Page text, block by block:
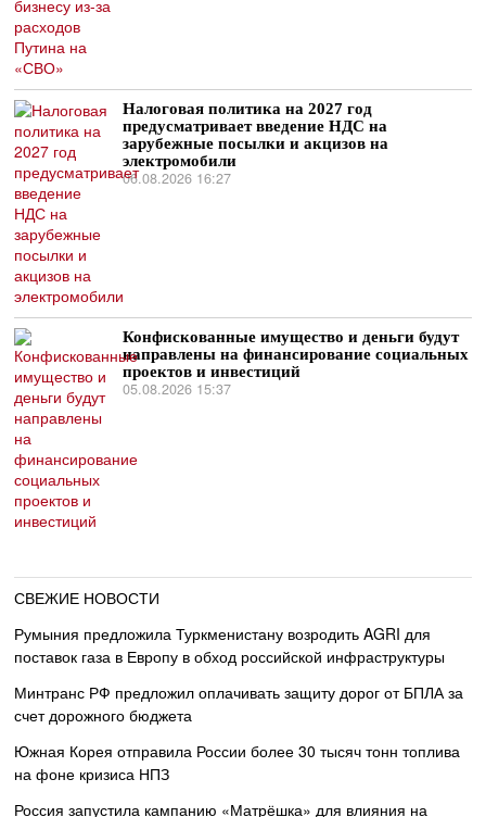
Налоговая политика на 2027 год
предусматривает введение НДС на
зарубежные посылки и акцизов на
электромобили
06.08.2026 16:27
Конфискованные имущество и деньги будут
направлены на финансирование социальных
проектов и инвестиций
05.08.2026 15:37
СВЕЖИЕ НОВОСТИ
Румыния предложила Туркменистану возродить AGRI для
поставок газа в Европу в обход российской инфраструктуры
Минтранс РФ предложил оплачивать защиту дорог от БПЛА за
счет дорожного бюджета
Южная Корея отправила России более 30 тысяч тонн топлива
на фоне кризиса НПЗ
Россия запустила кампанию «Матрёшка» для влияния на